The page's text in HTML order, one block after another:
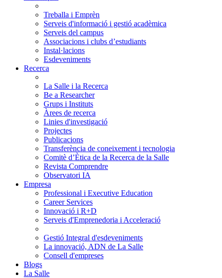
Treballa i Emprèn
Serveis d'informació i gestió acadèmica
Serveis del campus
Associacions i clubs d’estudiants
Instal·lacions
Esdeveniments
Recerca
La Salle i la Recerca
Be a Researcher
Grups i Instituts
Àrees de recerca
Linies d'investigació
Projectes
Publicacions
Transferència de coneixement i tecnologia
Comitè d’Ètica de la Recerca de la Salle
Revista Comprendre
Observatori IA
Empresa
Professional i Executive Education
Career Services
Innovació i R+D
Serveis d'Emprenedoria i Acceleració
Gestió Integral d'esdeveniments
La innovació, ADN de La Salle
Consell d'empreses
Blogs
La Salle